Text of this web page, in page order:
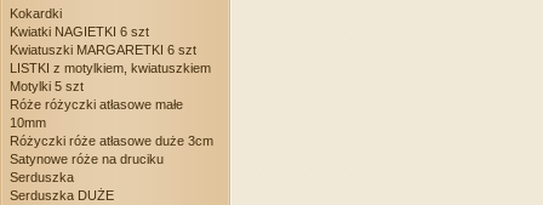
Kokardki
Kwiatki NAGIETKI 6 szt
Kwiatuszki MARGARETKI 6 szt
LISTKI z motylkiem, kwiatuszkiem
Motylki 5 szt
Róże różyczki atłasowe małe
10mm
Różyczki róże atłasowe duże 3cm
Satynowe róże na druciku
Serduszka
Serduszka DUŻE